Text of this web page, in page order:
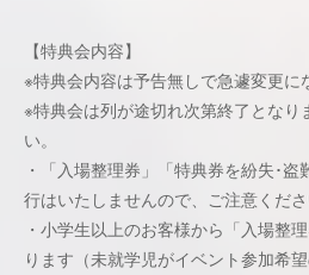
【特典会内容】
※特典会内容は予告無しで急遽変更に
※特典会は列が途切れ次第終了となり
い。
・「入場整理券」「特典券を紛失･
行はいたしませんので、ご注意くださ
・小学生以上のお客様から「入場整
ります（未就学児がイベント参加希